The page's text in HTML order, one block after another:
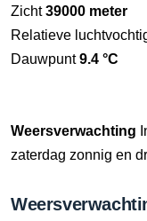
Zicht39000 meter
Relatieve
Dauwpunt9.4 °C
Weersverwachting
zaterdag zonnig en